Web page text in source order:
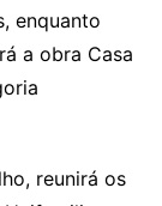
enquanto
a obra Casa
reunirá os